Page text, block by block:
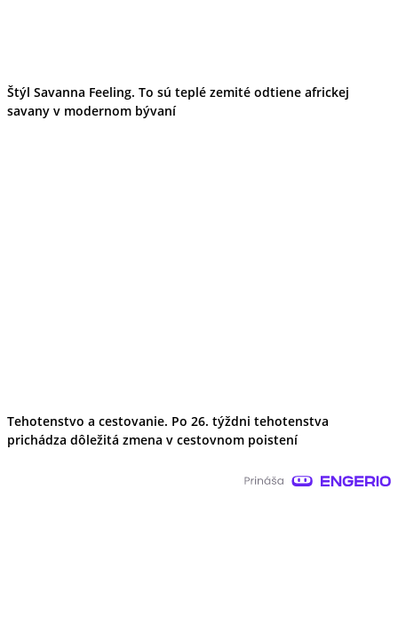
Štýl Savanna Feeling. To sú teplé zemité odtiene africkej
savany v modernom bývaní
Tehotenstvo a cestovanie. Po 26. týždni tehotenstva
prichádza dôležitá zmena v cestovnom poistení